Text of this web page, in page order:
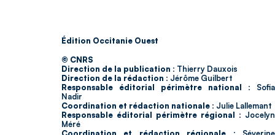
Édition Occitanie Ouest
© CNRS
Direction de la publication : Thierry Dauxois
Direction de la rédaction : Jérôme Guilbert
Responsable éditorial périmètre national : Sofia
Nadir
Coordination et rédaction nationale : Julie Lallemant
Responsable éditorial périmètre régional : Jocelyn
Méré